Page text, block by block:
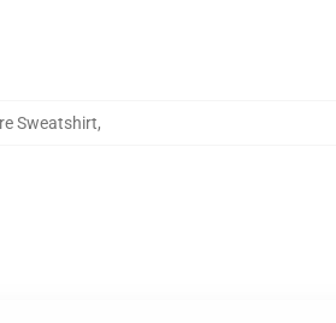
Sweatshirt,